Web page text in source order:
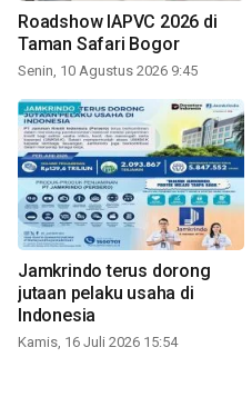
Roadshow IAPVC 2026 di
Taman Safari Bogor
Senin, 10 Agustus 2026 9:45
Jamkrindo terus dorong
jutaan pelaku usaha di
Indonesia
Kamis, 16 Juli 2026 15:54